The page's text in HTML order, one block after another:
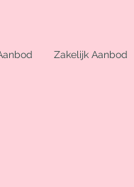
Zakelijk Aanbod